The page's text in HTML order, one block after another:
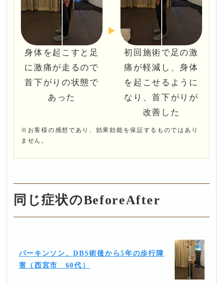
身体を起こすと足
に激痛が走るので
首下がりの状態で
あった
初回施術で足の激
痛が軽減し、身体
を起こせるように
なり、首下がりが
改善した
※お客様の感想であり、効果効能を保証するものではあり
ません。
同じ症状のBeforeAfter
パーキンソン、DBS術後から5年の歩行障
害（西宮市 60代）